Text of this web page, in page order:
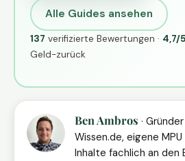
Alle Guides ansehen
137 verifizierte Bewertungen · 4,7/5
Geld-zurück
Ben Ambros ·
Wissen.de, eigene
Inhalte fachlich an den